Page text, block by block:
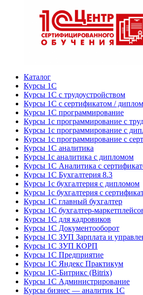
Каталог
Курсы 1С
Курсы 1С с трудоустройством
Курсы 1С с сертификатом /
Курсы 1С программирование
Курсы 1с программирование с
Курсы 1с программирование с
Курсы 1с программирование с
Курсы 1С аналитика
Курсы 1с аналитика с дипломом
Курсы 1С Аналитика с
Курсы 1С Бухгалтерия 8.3
Курсы 1с бухгалтерия с дипломом
Курсы 1с бухгалтерия с
Курсы 1С главный бухгалтер
Курсы 1С бухгалтер-
Курсы 1С для кадровиков
Курсы 1С Документооборот
Курсы 1С ЗУП Зарплата и
Курсы 1С ЗУП КОРП
Курсы 1С Предприятие
Курсы 1С Яндекс Практикум
Курсы 1С-Битрикс (Bitrix)
Курсы 1С Администрирование
Курсы бизнес — аналитик 1С